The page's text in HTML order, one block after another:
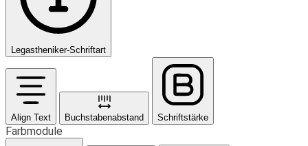
Legastheniker-Schriftart
Align Text Buchstabenabstand Schriftstärke
Farbmodule